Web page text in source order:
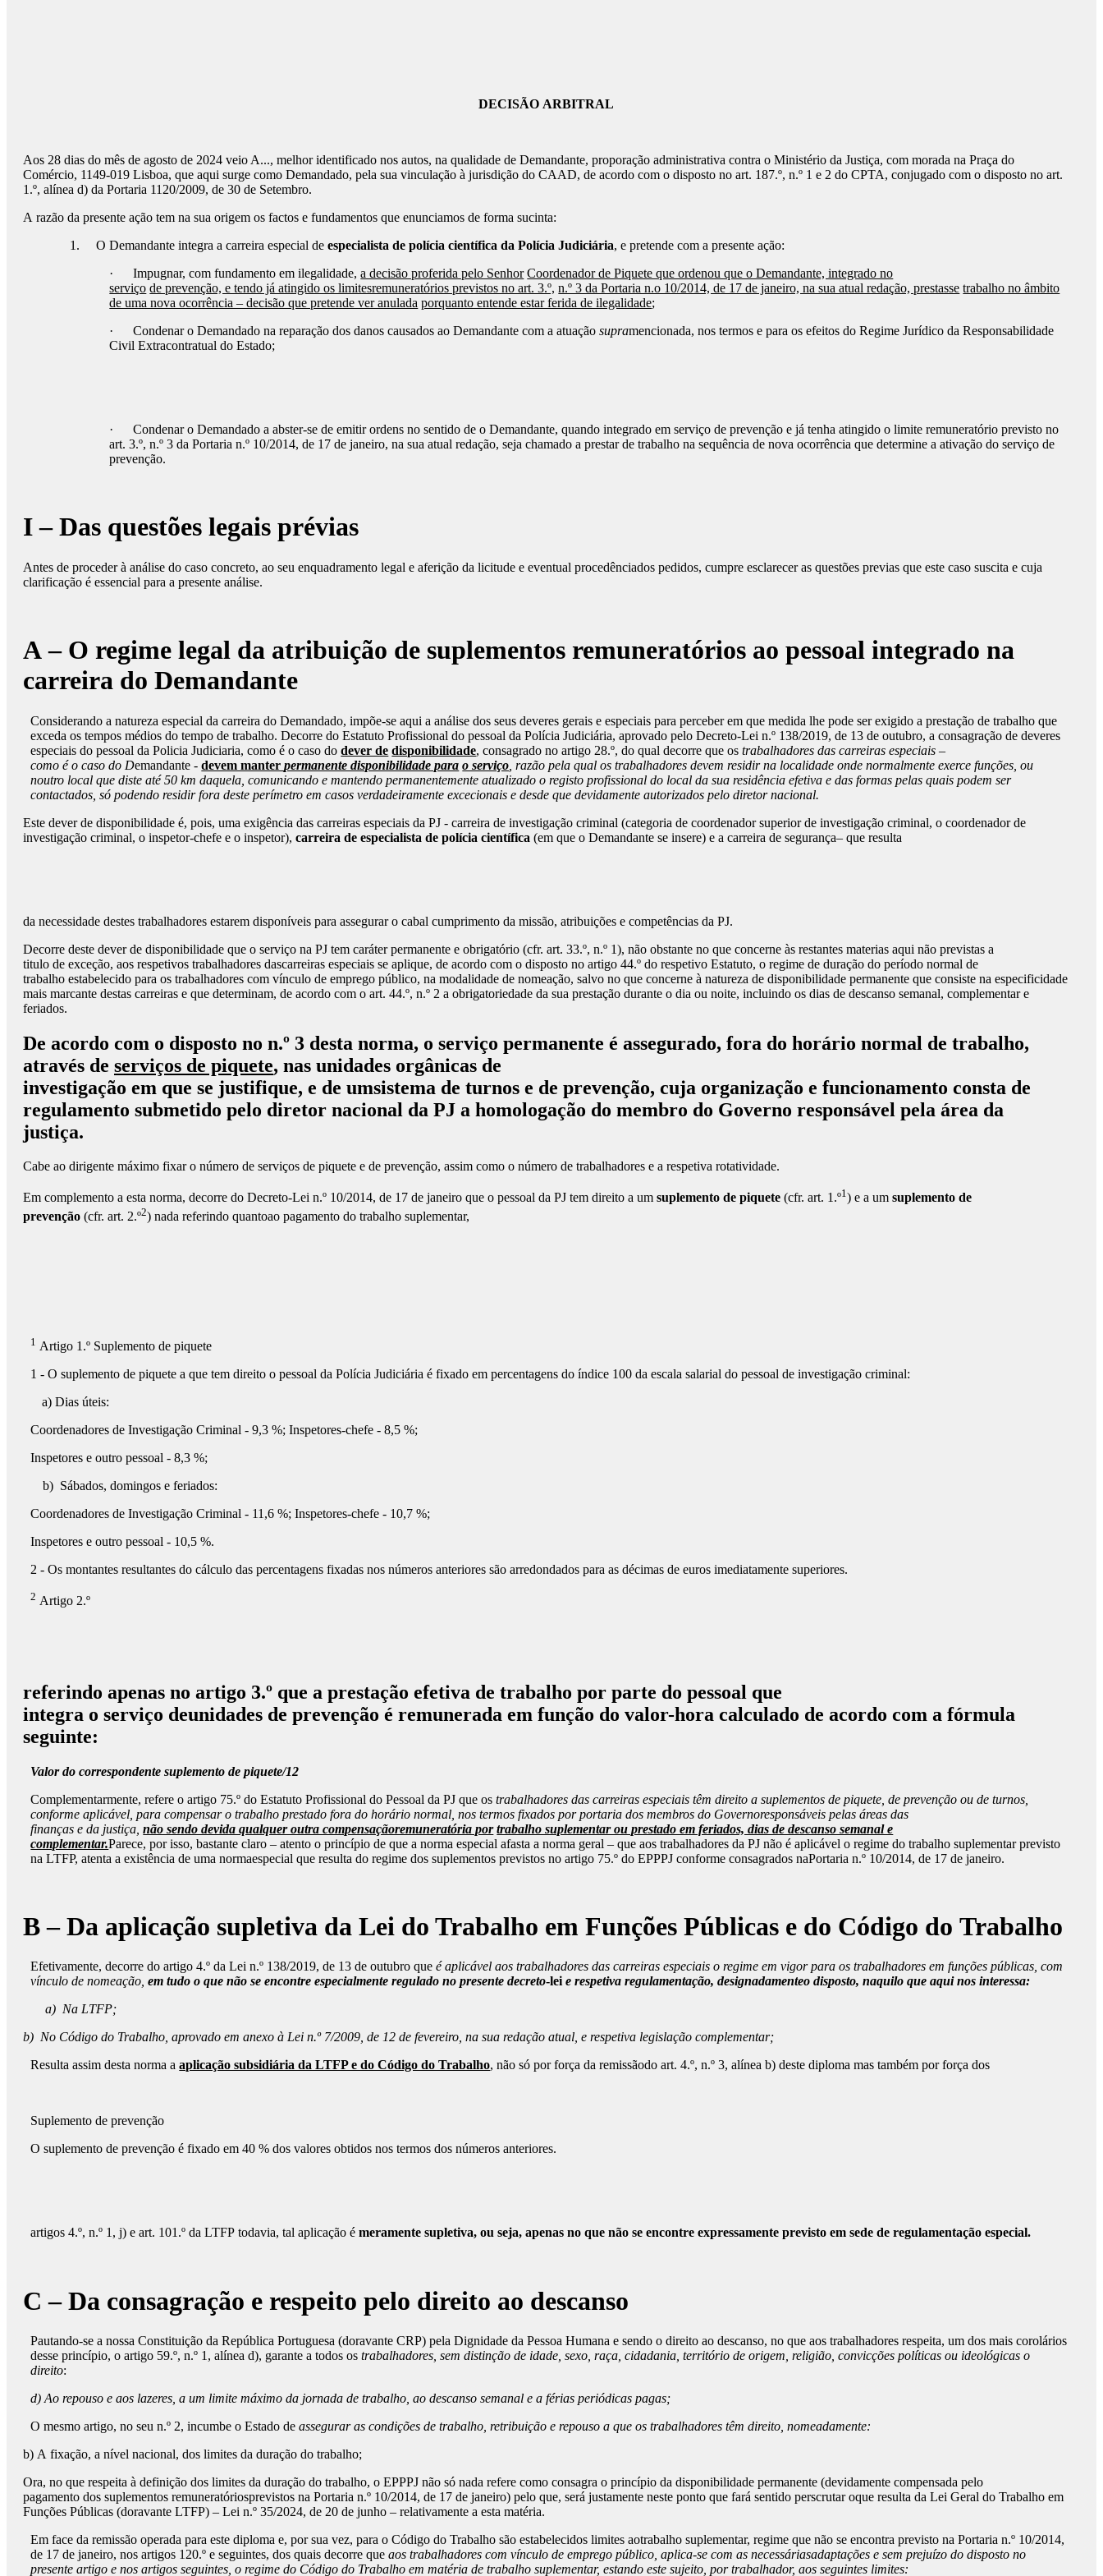
DECISÃO ARBITRAL
Aos 28 dias do mês de agosto de 2024 veio A..., melhor identificado nos autos, na qualidade de Demandante, proporação administrativa contra o Ministério da Justiça, com morada na Praça do
Comércio, 1149-019 Lisboa, que aqui surge como Demandado, pela sua vinculação à jurisdição do CAAD, de acordo com o disposto no art. 187.º, n.º 1 e 2 do CPTA, conjugado com o disposto no art.
1.º, alínea d) da Portaria 1120/2009, de 30 de Setembro.
A razão da presente ação tem na sua origem os factos e fundamentos que enunciamos de forma sucinta:
1. O Demandante integra a carreira especial deespecialista de polícia científica da Polícia Judiciária, e pretende com a presente ação:
· Impugnar, com fundamento em ilegalidade,a decisão proferida pelo Senhor Coordenador de Piquete que ordenou que o Demandante, integrado no
serviço de prevenção, e tendo já atingido os limitesremuneratórios previstos no art. 3.º, n.º 3 da Portaria n.o 10/2014, de 17 de janeiro, na sua atual redação, prestasse trabalho no âmbito
de uma nova ocorrência – decisão que pretende ver anulada porquanto entende estar ferida de ilegalidade;
· Condenar o Demandado na reparação dos danos causados ao Demandante com a atuaçãosupramencionada, nos termos e para os efeitos do Regime Jurídico da Responsabilidade
Civil Extracontratual do Estado;
· Condenar o Demandado a abster-se de emitir ordens no sentido de o Demandante, quando integrado em serviço de prevenção e já tenha atingido o limite remuneratório previsto no
art. 3.º, n.º 3 da Portaria n.º 10/2014, de 17 de janeiro, na sua atual redação, seja chamado a prestar de trabalho na sequência de nova ocorrência que determine a ativação do serviço de
prevenção.
I – Das questões legais prévias
Antes de proceder à análise do caso concreto, ao seu enquadramento legal e aferição da licitude e eventual procedênciados pedidos, cumpre esclarecer as questões previas que este caso suscita e cuja
clarificação é essencial para a presente análise.
A – O regime legal da atribuição de suplementos remuneratórios ao pessoal integrado na
carreira do Demandante
Considerando a natureza especial da carreira do Demandado, impõe-se aqui a análise dos seus deveres gerais e especiais para perceber em que medida lhe pode ser exigido a prestação de trabalho que
exceda os tempos médios do tempo de trabalho. Decorre do Estatuto Profissional do pessoal da Polícia Judiciária, aprovado pelo Decreto-Lei n.º 138/2019, de 13 de outubro, a consagração de deveres
especiais do pessoal da Policia Judiciaria, como é o caso dodever de disponibilidade, consagrado no artigo 28.º, do qual decorre que ostrabalhadores das carreiras especiais –
como é o caso do Demandante -devem manterpermanente disponibilidade para o serviço , razão pela qual os trabalhadores devem residir na localidade onde normalmente exerce funções, ou
noutro local que diste até 50 km daquela, comunicando e mantendo permanentemente atualizado o registo profissional do local da sua residência efetiva e das formas pelas quais podem ser
contactados, só podendo residir fora deste perímetro em casos verdadeiramente excecionais e desde que devidamente autorizados pelo diretor nacional.
Este dever de disponibilidade é, pois, uma exigência das carreiras especiais da PJ - carreira de investigação criminal (categoria de coordenador superior de investigação criminal, o coordenador de
investigação criminal, o inspetor-chefe e o inspetor), carreira de especialista de polícia científica (em que o Demandante se insere) e a carreira de segurança– que resulta
da necessidade destes trabalhadores estarem disponíveis para assegurar o cabal cumprimento da missão, atribuições e competências da PJ.
Decorre deste dever de disponibilidade que o serviço na PJ tem caráter permanente e obrigatório (cfr. art. 33.º, n.º 1), não obstante no que concerne às restantes materias aqui não previstas a
titulo de exceção, aos respetivos trabalhadores dascarreiras especiais se aplique, de acordo com o disposto no artigo 44.º do respetivo Estatuto, o regime de duração do período normal de
trabalho estabelecido para os trabalhadores com vínculo de emprego público, na modalidade de nomeação, salvo no que concerne à natureza de disponibilidade permanente que consiste na especificidade
mais marcante destas carreiras e que determinam, de acordo com o art. 44.º, n.º 2 a obrigatoriedade da sua prestação durante o dia ou noite, incluindo os dias de descanso semanal, complementar e
feriados.
De acordo com o disposto no n.º 3 desta norma, o serviço permanente é assegurado, fora do horário normal de trabalho,
através de serviços de piquete, nas unidades orgânicas de
investigação em que se justifique, e de umsistema de turnos e de prevenção, cuja organização e funcionamento consta de
regulamento submetido pelo diretor nacional da PJ a homologação do membro do Governo responsável pela área da
justiça.
Cabe ao dirigente máximo fixar o número de serviços de piquete e de prevenção, assim como o número de trabalhadores e a respetiva rotatividade.
Em complemento a esta norma, decorre do Decreto-Lei n.º 10/2014, de 17 de janeiro que o pessoal da PJ tem direito a um suplemento de piquete (cfr. art. 1.º1) e a um suplemento de
prevenção (cfr. art. 2.º2) nada referindo quantoao pagamento do trabalho suplementar,
1 Artigo 1.º Suplemento de piquete
1 - O suplemento de piquete a que tem direito o pessoal da Polícia Judiciária é fixado em percentagens do índice 100 da escala salarial do pessoal de investigação criminal:
a) Dias úteis:
Coordenadores de Investigação Criminal - 9,3 %; Inspetores-chefe - 8,5 %;
Inspetores e outro pessoal - 8,3 %;
b) Sábados, domingos e feriados:
Coordenadores de Investigação Criminal - 11,6 %; Inspetores-chefe - 10,7 %;
Inspetores e outro pessoal - 10,5 %.
2 - Os montantes resultantes do cálculo das percentagens fixadas nos números anteriores são arredondados para as décimas de euros imediatamente superiores.
2 Artigo 2.º
referindo apenas no artigo 3.º que a prestação efetiva de trabalho por parte do pessoal que
integra o serviço deunidades de prevenção é remunerada em função do valor-hora calculado de acordo com a fórmula
seguinte:
Valor do correspondente suplemento de piquete/12
Complementarmente, refere o artigo 75.º do Estatuto Profissional do Pessoal da PJ que ostrabalhadores das carreiras especiais têm direito a suplementos de piquete, de prevenção ou de turnos,
conforme aplicável, para compensar o trabalho prestado fora do horário normal, nos termos fixados por portaria dos membros do Governoresponsáveis pelas áreas das
finanças e da justiça,não sendo devida qualquer outra compensaçãoremuneratória por trabalho suplementar ou prestado em feriados, dias de descanso semanal e
complementar.Parece, por isso, bastante claro – atento o princípio de que a norma especial afasta a norma geral – que aos trabalhadores da PJ não é aplicável o regime do trabalho suplementar previsto
na LTFP, atenta a existência de uma normaespecial que resulta do regime dos suplementos previstos no artigo 75.º do EPPPJ conforme consagrados naPortaria n.º 10/2014, de 17 de janeiro.
B – Da aplicação supletiva da Lei do Trabalho em Funções Públicas e do Código do Trabalho
Efetivamente, decorre do artigo 4.º da Lei n.º 138/2019, de 13 de outubro queé aplicável aos trabalhadores das carreiras especiais o regime em vigor para os trabalhadores em funções públicas, com
vínculo de nomeação,em tudo o que não se encontre especialmente regulado no presente decreto-leie respetiva regulamentação, designadamenteo disposto, naquilo que aqui nos interessa:
a) Na LTFP;
b) No Código do Trabalho, aprovado em anexo à Lei n.º 7/2009, de 12 de fevereiro, na sua redação atual, e respetiva legislação complementar;
Resulta assim desta norma aaplicação subsidiária da LTFP e do Código do Trabalho, não só por força da remissãodo art. 4.º, n.º 3, alínea b) deste diploma mas também por força dos
Suplemento de prevenção
O suplemento de prevenção é fixado em 40 % dos valores obtidos nos termos dos números anteriores.
artigos 4.º, n.º 1, j) e art. 101.º da LTFP todavia, tal aplicação émeramente supletiva, ou seja, apenas no que não se encontre expressamente previsto em sede de regulamentação especial.
C – Da consagração e respeito pelo direito ao descanso
Pautando-se a nossa Constituição da República Portuguesa (doravante CRP) pela Dignidade da Pessoa Humana e sendo o direito ao descanso, no que aos trabalhadores respeita, um dos mais corolários
desse princípio, o artigo 59.º, n.º 1, alínea d), garante a todos ostrabalhadores, sem distinção de idade, sexo, raça, cidadania, território de origem, religião, convicções políticas ou ideológicas o
direito:
d) Ao repouso e aos lazeres, a um limite máximo da jornada de trabalho, ao descanso semanal e a férias periódicas pagas;
O mesmo artigo, no seu n.º 2, incumbe o Estado deassegurar as condições de trabalho, retribuição e repouso a que os trabalhadores têm direito, nomeadamente:
b) A fixação, a nível nacional, dos limites da duração do trabalho;
Ora, no que respeita à definição dos limites da duração do trabalho, o EPPPJ não só nada refere como consagra o princípio da disponibilidade permanente (devidamente compensada pelo
pagamento dos suplementos remuneratóriosprevistos na Portaria n.º 10/2014, de 17 de janeiro) pelo que, será justamente neste ponto que fará sentido perscrutar oque resulta da Lei Geral do Trabalho em
Funções Públicas (doravante LTFP) – Lei n.º 35/2024, de 20 de junho – relativamente a esta matéria.
Em face da remissão operada para este diploma e, por sua vez, para o Código do Trabalho são estabelecidos limites aotrabalho suplementar, regime que não se encontra previsto na Portaria n.º 10/2014,
de 17 de janeiro, nos artigos 120.º e seguintes, dos quais decorre queaos trabalhadores com vínculo de emprego público, aplica-se com as necessáriasadaptações e sem prejuízo do disposto no
presente artigo e nos artigos seguintes, o regime do Código do Trabalho em matéria de trabalho suplementar, estando este sujeito, por trabalhador, aos seguintes limites: